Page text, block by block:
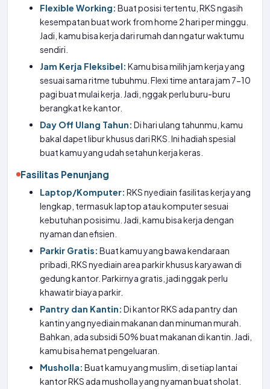
Flexible Working: Buat posisi tertentu, RKS ngasih
kesempatan buat work from home 2 hari per minggu.
Jadi, kamu bisa kerja dari rumah dan ngatur waktumu
sendiri.
Jam Kerja Fleksibel: Kamu bisa milih jam kerja yang
sesuai sama ritme tubuhmu. Flexi time antara jam 7-10
pagi buat mulai kerja. Jadi, nggak perlu buru-buru
berangkat ke kantor.
Day Off Ulang Tahun: Di hari ulang tahunmu, kamu
bakal dapet libur khusus dari RKS. Ini hadiah spesial
buat kamu yang udah setahun kerja keras.
Fasilitas Penunjang
Laptop/Komputer: RKS nyediain fasilitas kerja yang
lengkap, termasuk laptop atau komputer sesuai
kebutuhan posisimu. Jadi, kamu bisa kerja dengan
nyaman dan efisien.
Parkir Gratis: Buat kamu yang bawa kendaraan
pribadi, RKS nyediain area parkir khusus karyawan di
gedung kantor. Parkirnya gratis, jadi nggak perlu
khawatir biaya parkir.
Pantry dan Kantin: Di kantor RKS ada pantry dan
kantin yang nyediain makanan dan minuman murah.
Bahkan, ada subsidi 50% buat makanan di kantin. Jadi,
kamu bisa hemat pengeluaran.
Musholla: Buat kamu yang muslim, di setiap lantai
kantor RKS ada musholla yang nyaman buat sholat.